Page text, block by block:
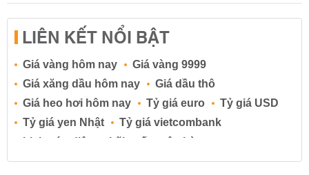
LIÊN KẾT NỔI BẬT
Giá vàng hôm nay
Giá vàng 9999
Giá xăng dầu hôm nay
Giá dầu thô
Giá heo hơi hôm nay
Tỷ giá euro
Tỷ giá USD
Tỷ giá yen Nhật
Tỷ giá vietcombank
Lịch cúp điện
Lãi suất ngân hàng
Lãi suất tiết kiệm
Lãi suất tiền gửi